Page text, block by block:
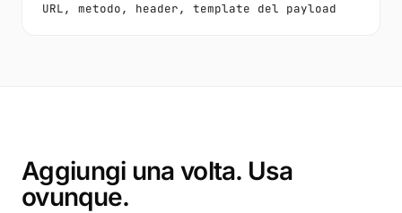
URL, metodo, header, template del payload
Aggiungi una volta. Usa
ovunque.